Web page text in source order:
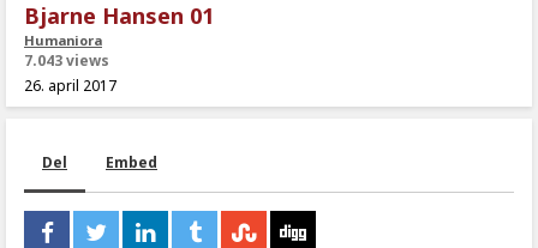
Bjarne Hansen 01
Humaniora
7.043 views
26. april 2017
Del Embed